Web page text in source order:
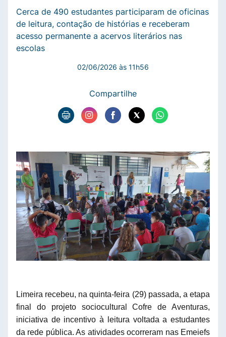
Cerca de 490 estudantes participaram de oficinas
de leitura, contação de histórias e receberam
acesso permanente a acervos literários nas
escolas
02/06/2026 às 11h56
Compartilhe
Limeira recebeu, na quinta-feira (29) passada, a etapa
final do projeto sociocultural Cofre de Aventuras,
iniciativa de incentivo à leitura voltada a estudantes
da rede pública. As atividades ocorreram nas Emeiefs